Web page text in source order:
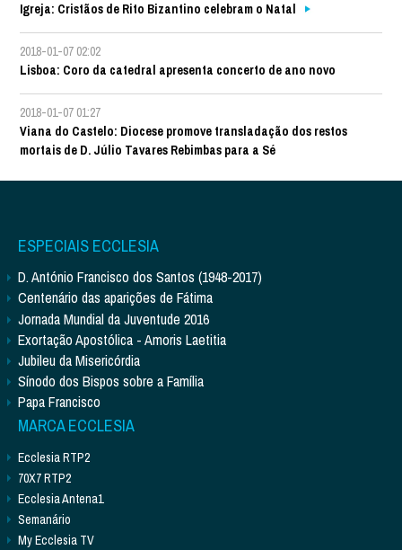
Igreja: Cristãos de Rito Bizantino celebram o Natal
2018-01-07 02:02
Lisboa: Coro da catedral apresenta concerto de ano novo
2018-01-07 01:27
Viana do Castelo: Diocese promove transladação dos restos
mortais de D. Júlio Tavares Rebimbas para a Sé
ESPECIAIS ECCLESIA
D. António Francisco dos Santos (1948-2017)
Centenário das aparições de Fátima
Jornada Mundial da Juventude 2016
Exortação Apostólica - Amoris Laetitia
Jubileu da Misericórdia
Sínodo dos Bispos sobre a Família
Papa Francisco
MARCA ECCLESIA
Ecclesia RTP2
70X7 RTP2
Ecclesia Antena1
Semanário
My Ecclesia TV